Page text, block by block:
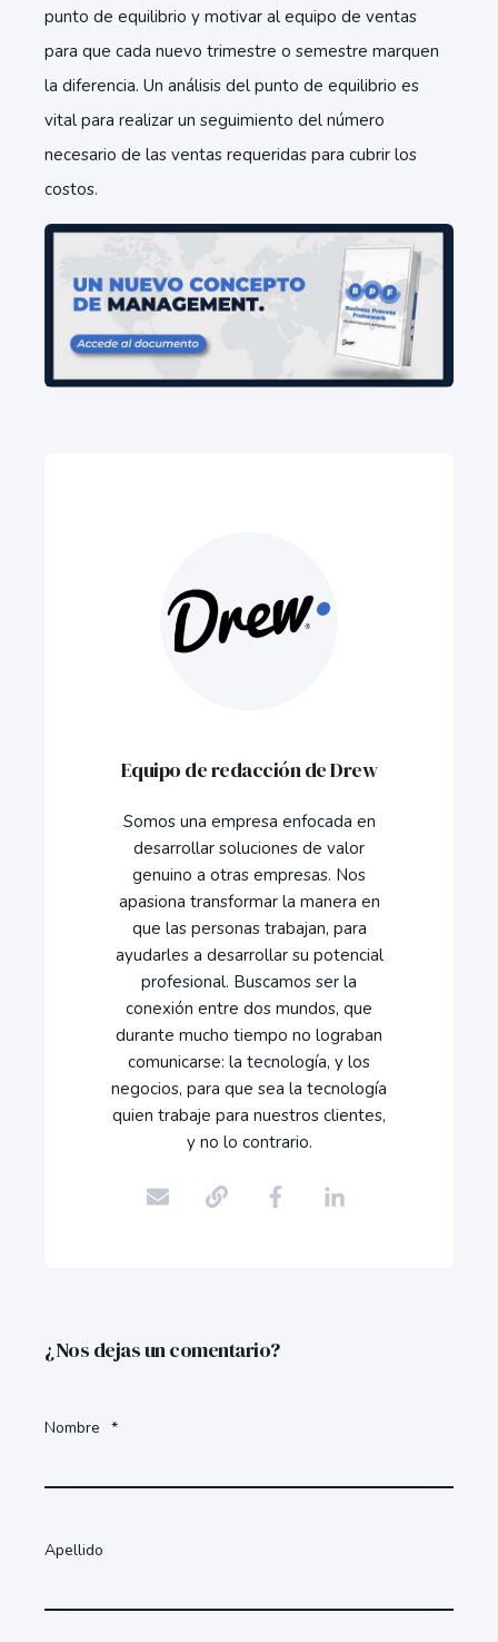
punto de equilibrio y motivar al equipo de ventas
para que cada nuevo trimestre o semestre marquen
la diferencia. Un análisis del punto de equilibrio es
vital para realizar un seguimiento del número
necesario de las ventas requeridas para cubrir los
costos.
Equipo de redacción de Drew
Somos una empresa enfocada en
desarrollar soluciones de valor
genuino a otras empresas. Nos
apasiona transformar la manera en
que las personas trabajan, para
ayudarles a desarrollar su potencial
profesional. Buscamos ser la
conexión entre dos mundos, que
durante mucho tiempo no lograban
comunicarse: la tecnología, y los
negocios, para que sea la tecnología
quien trabaje para nuestros clientes,
y no lo contrario.
¿Nos dejas un comentario?
Nombre *
Apellido